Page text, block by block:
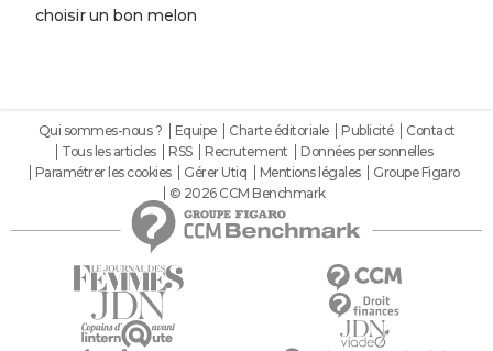
choisir un bon melon
Qui sommes-nous ? Equipe Charte éditoriale Publicité
Contact
Tous les articles
RSS Recrutement
Données personnelles
Paramétrer les cookies
Gérer Utiq Mentions légales
Groupe Figaro
© 2026 CCM Benchmark